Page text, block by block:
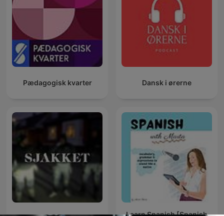
Pædagogisk kvarter Dansk i ørerne
Learn Spanish [Spanish